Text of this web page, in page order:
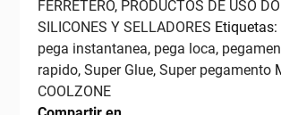
unds
COOLZONE
cantidad
FERRETERO, PRODUCTOS DE USO
SILICONES Y SELLADORES Etiquetas:
pega instantanea, pega loca,
rapido, Super Glue, Super pegamento
COOLZONE